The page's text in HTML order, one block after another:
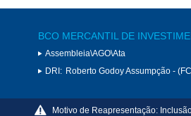
BCO MERCANTIL DE
Assembleia\AGO\Ata
DRI: Roberto Godoy Assumpção -
Motivo de Reapresentação: